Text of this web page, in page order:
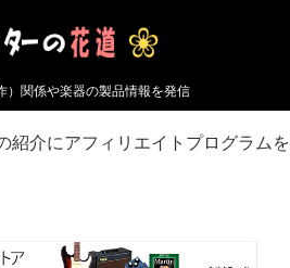
）関係や楽器の製品情報を発信
紹介にアフィリエイトプログラムを